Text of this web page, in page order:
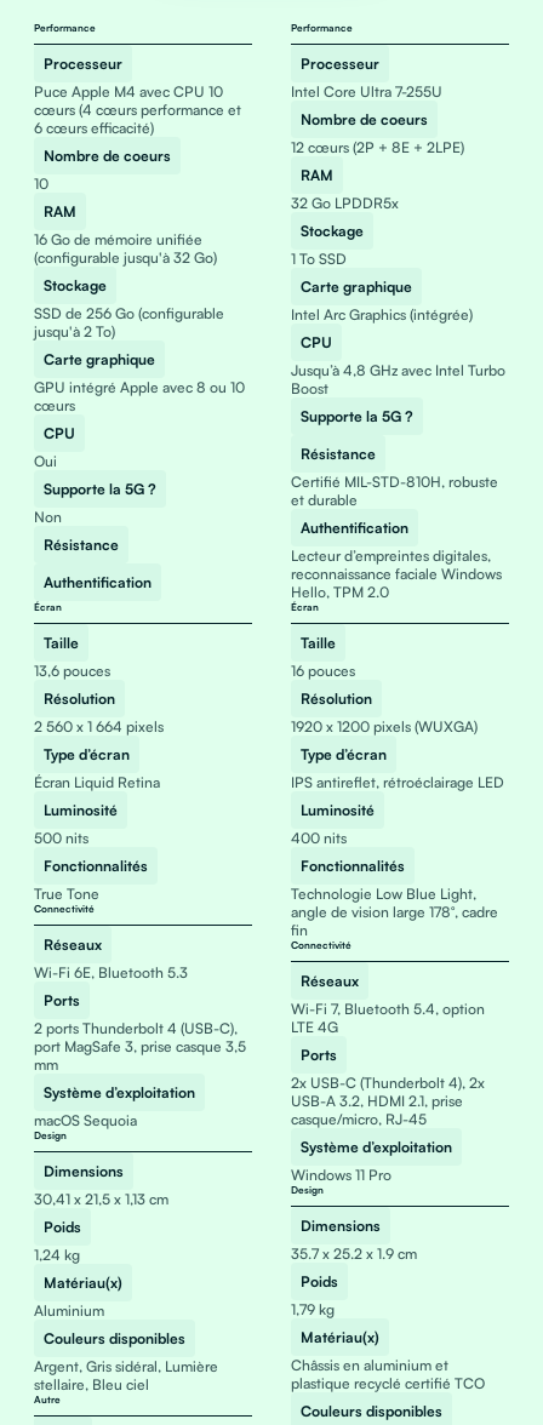
Performance
Processeur
Puce Apple M4 avec CPU 10
cœurs (4 cœurs performance et
6 cœurs efficacité)
Nombre de coeurs
10
RAM
16 Go de mémoire unifiée
(configurable jusqu'à 32 Go)
Stockage
SSD de 256 Go (configurable
jusqu'à 2 To)
Carte graphique
GPU intégré Apple avec 8 ou 10
cœurs
CPU
Oui
Supporte la 5G ?
Non
Résistance
Authentification
Écran
Taille
13,6 pouces
Résolution
2 560 x 1 664 pixels
Type d’écran
Écran Liquid Retina
Luminosité
500 nits
Fonctionnalités
True Tone
Connectivité
Réseaux
Wi-Fi 6E, Bluetooth 5.3
Ports
2 ports Thunderbolt 4 (USB-C),
port MagSafe 3, prise casque 3,5
mm
Système d’exploitation
macOS Sequoia
Design
Dimensions
30,41 x 21,5 x 1,13 cm
Poids
1,24 kg
Matériau(x)
Aluminium
Couleurs disponibles
Argent, Gris sidéral, Lumière
stellaire, Bleu ciel
Autre
Performance
Processeur
Intel Core Ultra 7-255U
Nombre de coeurs
12 cœurs (2P + 8E + 2LPE)
RAM
32 Go LPDDR5x
Stockage
1 To SSD
Carte graphique
Intel Arc Graphics (intégrée)
CPU
Jusqu’à 4,8 GHz avec Intel Turbo
Boost
Supporte la 5G ?
Résistance
Certifié MIL-STD-810H, robuste
et durable
Authentification
Lecteur d’empreintes digitales,
reconnaissance faciale Windows
Hello, TPM 2.0
Écran
Taille
16 pouces
Résolution
1920 x 1200 pixels (WUXGA)
Type d’écran
IPS antireflet, rétroéclairage LED
Luminosité
400 nits
Fonctionnalités
Technologie Low Blue Light,
angle de vision large 178°, cadre
fin
Connectivité
Réseaux
Wi-Fi 7, Bluetooth 5.4, option
LTE 4G
Ports
2x USB-C (Thunderbolt 4), 2x
USB-A 3.2, HDMI 2.1, prise
casque/micro, RJ-45
Système d’exploitation
Windows 11 Pro
Design
Dimensions
35.7 x 25.2 x 1.9 cm
Poids
1,79 kg
Matériau(x)
Châssis en aluminium et
plastique recyclé certifié TCO
Couleurs disponibles